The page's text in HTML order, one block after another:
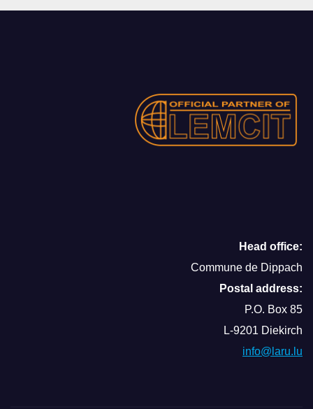
Head office:
Commune de Dippach
Postal address:
P.O. Box 85
L-9201 Diekirch
info@laru.lu